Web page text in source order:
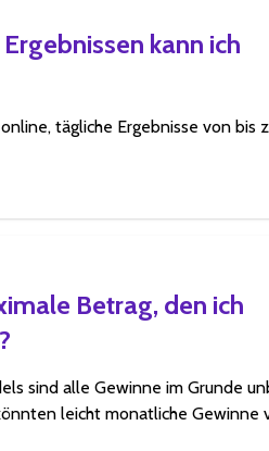
kann ich
tägliche Ergebnisse von bis
Betrag, den ich
sind alle Gewinne im Grunde
leicht monatliche Gewinne